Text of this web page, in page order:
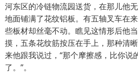
河东区的冷链物流园送货，在那儿他
地面铺满了花纹铝板。有五轴叉车在
些板材却丝毫不动。瞧见这情形后他
摸，五条花纹筋按压在手上，那种清
来他跟我说过，“那个摩擦感，比你说
了。”。